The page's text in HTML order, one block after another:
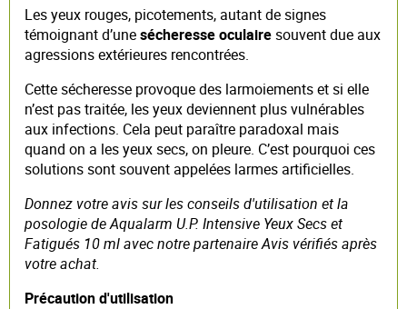
Les yeux rouges, picotements, autant de signes
témoignant d’unesécheresse oculairesouvent due aux
agressions extérieures rencontrées.
Cette sécheresse provoque des larmoiements et si elle
n’est pas traitée, les yeux deviennent plus vulnérables
aux infections. Cela peut paraître paradoxal mais
quand on a les yeux secs, on pleure. C’est pourquoi ces
solutions sont souvent appelées larmes artificielles.
Donnez votre avis sur les conseils d'utilisation et la
posologie de Aqualarm U.P. Intensive Yeux Secs et
Fatigués 10 ml avec notre partenaire Avis vérifiés après
votre achat.
Précaution d'utilisation